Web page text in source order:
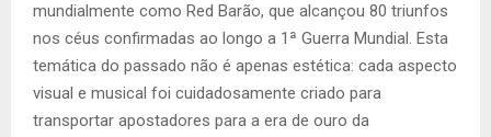
mundialmente como Red Barão, que alcançou 80 triunfos
nos céus confirmadas ao longo a 1ª Guerra Mundial. Esta
temática do passado não é apenas estética: cada aspecto
visual e musical foi cuidadosamente criado para
transportar apostadores para a era de ouro da